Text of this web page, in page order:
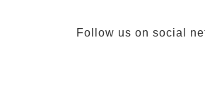
Follow us on social